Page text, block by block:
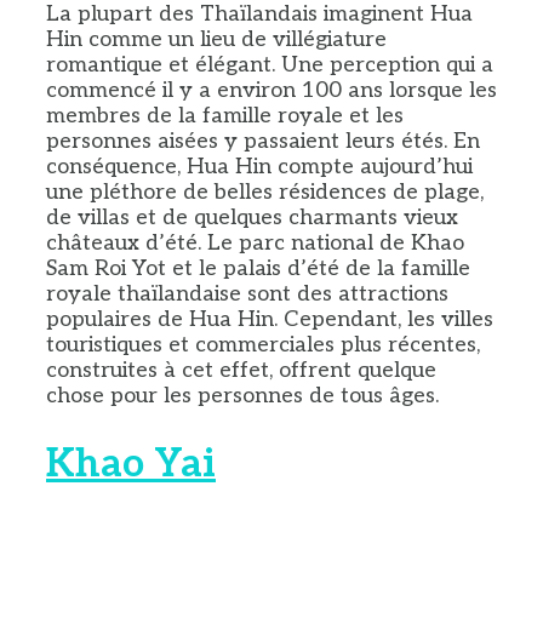
La plupart des Thaïlandais imaginent Hua
Hin comme un lieu de villégiature
romantique et élégant. Une perception qui a
commencé il y a environ 100 ans lorsque les
membres de la famille royale et les
personnes aisées y passaient leurs étés. En
conséquence, Hua Hin compte aujourd’hui
une pléthore de belles résidences de plage,
de villas et de quelques charmants vieux
châteaux d’été. Le parc national de Khao
Sam Roi Yot et le palais d’été de la famille
royale thaïlandaise sont des attractions
populaires de Hua Hin. Cependant, les villes
touristiques et commerciales plus récentes,
construites à cet effet, offrent quelque
chose pour les personnes de tous âges.
Khao Yai